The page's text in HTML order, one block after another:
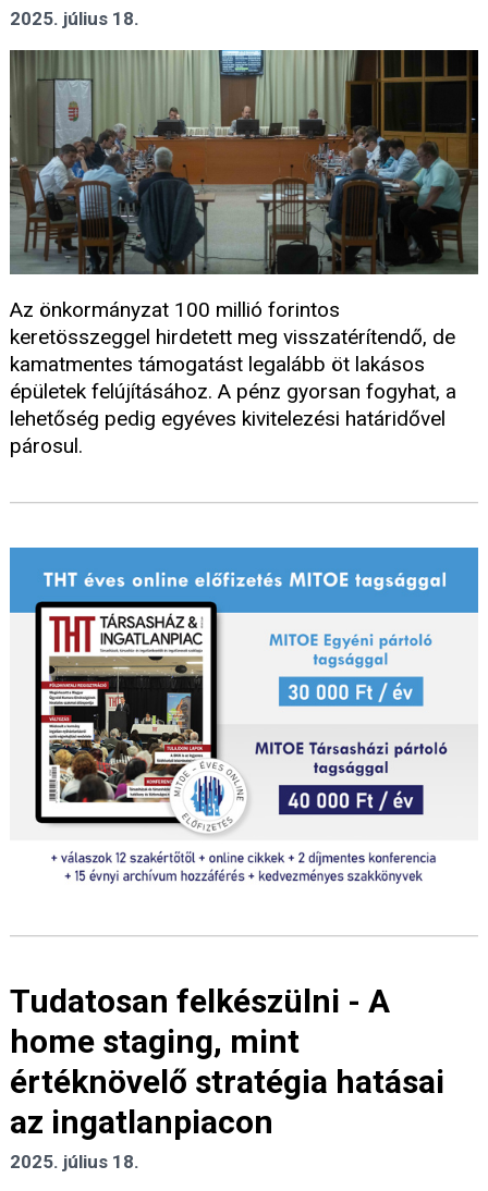
2025. július 18.
Az önkormányzat 100 millió forintos
keretösszeggel hirdetett meg visszatérítendő, de
kamatmentes támogatást legalább öt lakásos
épületek felújításához. A pénz gyorsan fogyhat, a
lehetőség pedig egyéves kivitelezési határidővel
párosul.
Tudatosan felkészülni - A
home staging, mint
értéknövelő stratégia hatásai
az ingatlanpiacon
2025. július 18.